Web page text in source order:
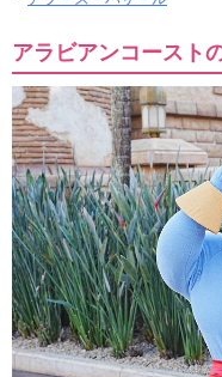
アラビアンコースト